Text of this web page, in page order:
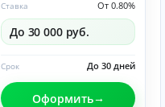
От 0.80%
Ставка
До 30 000 руб.
До 30 дней
Срок
Оформить